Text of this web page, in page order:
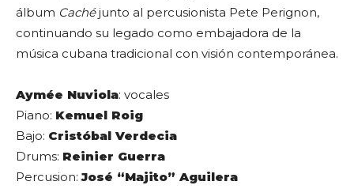
álbum Cachéjunto al percusionista Pete Perignon,
continuando su legado como embajadora de la
música cubana tradicional con visión contemporánea.
Aymée Nuviola: vocales
Piano: Kemuel Roig
Bajo: Cristóbal Verdecia
Drums: Reinier Guerra
Percusion:José “Majito” Aguilera